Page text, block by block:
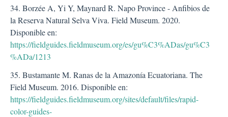
34. Borzée A, Yi Y, Maynard R. Napo Province - Anfibios de
la Reserva Natural Selva Viva. Field Museum. 2020.
Disponible en:
https://fieldguides.fieldmuseum.org/es/gu%C3%ADas/gu%C3
%ADa/1213
35. Bustamante M. Ranas de la Amazonía Ecuatoriana. The
Field Museum. 2016. Disponible en:
https://fieldguides.fieldmuseum.org/sites/default/files/rapid-
color-guides-